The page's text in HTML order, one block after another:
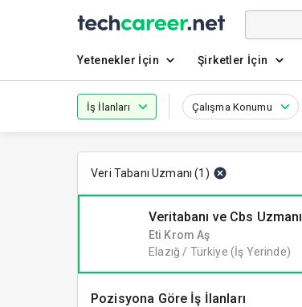
Yetenekler İçin Şirketler İçin
İş İlanları Çalışma Konumu
Veri Tabanı Uzmanı (1 )
Veritabanı ve Cbs Uzmanı
Eti Krom Aş
Elazığ / Türkiye (İş Yerinde)
Pozisyona Göre İş İlanları